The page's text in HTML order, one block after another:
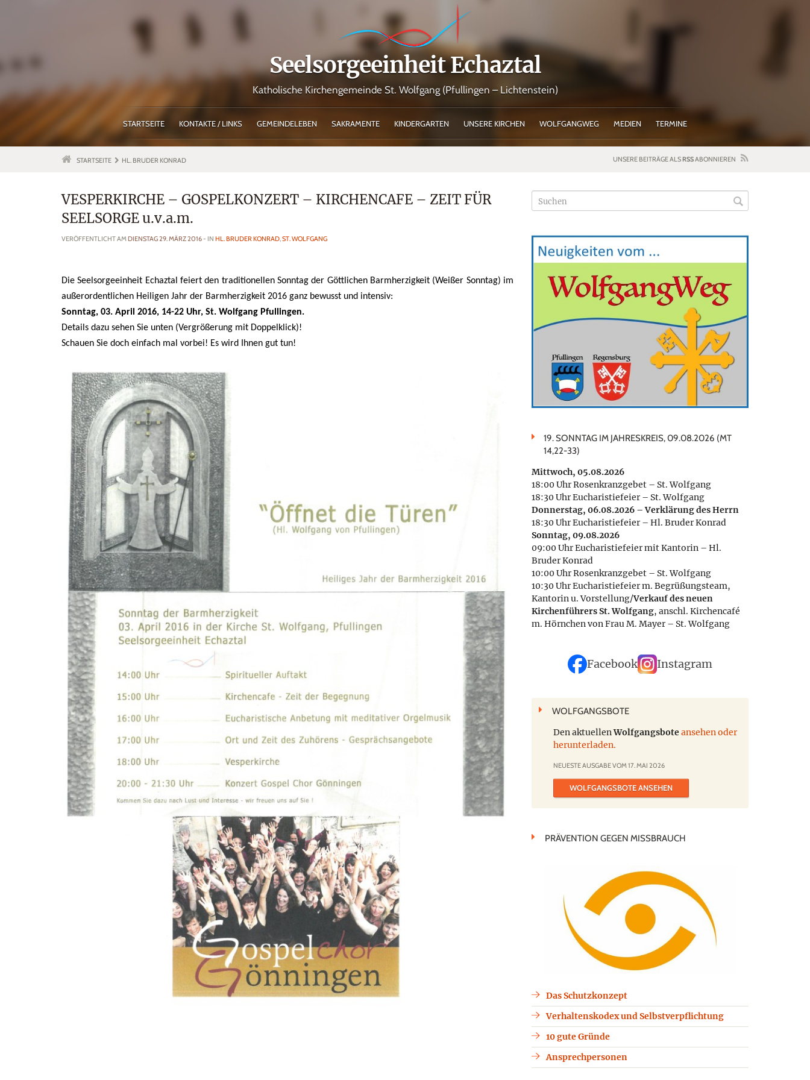
Seelsorgeeinheit Echaztal
Katholische Kirchengemeinde St. Wolfgang (Pfullingen – Lichtenstein)
STARTSEITE KONTAKTE / LINKS GEMEINDELEBEN SAKRAMENTE KINDERGARTEN UNSERE KIRCHEN WOLFGANGWEG MEDIEN TERMINE
STARTSEITE HL. BRUDER KONRAD UNSERE BEITRÄGE ALS RSSABONNIEREN
VESPERKIRCHE – GOSPELKONZERT – KIRCHENCAFE – ZEIT FÜR
SEELSORGE u.v.a.m.
VERÖFFENTLICHT AM DIENSTAG 29. MÄRZ 2016- IN HL. BRUDER KONRAD,ST. WOLFGANG
Die Seelsorgeeinheit Echaztal feiert den traditionellen Sonntag der Göttlichen Barmherzigkeit (Weißer Sonntag) im
außerordentlichen Heiligen Jahr der Barmherzigkeit 2016 ganz bewusst und intensiv:
Sonntag, 03. April 2016, 14-22 Uhr, St. Wolfgang Pfullingen.
Details dazu sehen Sie unten (Vergrößerung mit Doppelklick)!
Schauen Sie doch einfach mal vorbei! Es wird Ihnen gut tun!
19. SONNTAG IM JAHRESKREIS, 09.08.2026 (MT
14,22-33)
Mittwoch, 05.08.2026
18:00 Uhr Rosenkranzgebet – St. Wolfgang
18:30 Uhr Eucharistiefeier – St. Wolfgang
Donnerstag, 06.08.2026 – Verklärung des Herrn
18:30 Uhr Eucharistiefeier – Hl. Bruder Konrad
Sonntag, 09.08.2026
09:00 Uhr Eucharistiefeier mit Kantorin – Hl.
Bruder Konrad
10:00 Uhr Rosenkranzgebet – St. Wolfgang
10:30 Uhr Eucharistiefeier m. Begrüßungsteam,
Kantorin u. Vorstellung/Verkauf des neuen
Kirchenführers St. Wolfgang, anschl. Kirchencafé
m. Hörnchen von Frau M. Mayer – St. Wolfgang
Facebook Instagram
WOLFGANGSBOTE
Den aktuellenWolfgangsboteansehen oder
herunterladen.
NEUESTE AUSGABE VOM 17. MAI 2026
WOLFGANGSBOTE ANSEHEN
PRÄVENTION GEGEN MISSBRAUCH
Das Schutzkonzept
Verhaltenskodex und Selbstverpflichtung
10 gute Gründe
Ansprechpersonen